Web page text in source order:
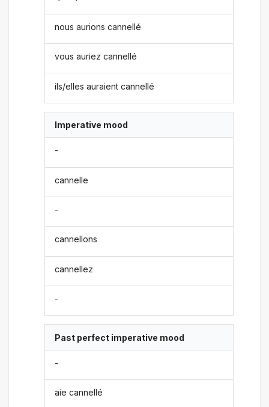
nous aurions cannellé
vous auriez cannellé
ils/elles auraient cannellé
Imperative mood
-
cannelle
-
cannellons
cannellez
-
Past perfect imperative mood
-
aie cannellé